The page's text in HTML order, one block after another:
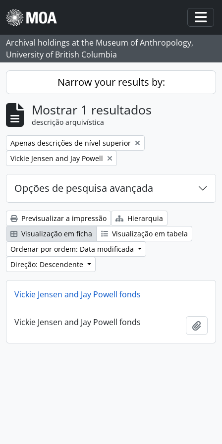
Skip to main content
Archival holdings at the Museum of Anthropology,
University of British Columbia
Narrow your results by:
Mostrar 1 resultados
descrição arquivística
Remove filter:
Apenas descrições de nível superior
Remove filter:
Vickie Jensen and Jay Powell
Opções de pesquisa avançada
Previsualizar a impressão
Hierarquia
Visualização em ficha
Visualização em tabela
Ordenar por ordem: Data modificada
Direção: Descendente
Vickie Jensen and Jay Powell fonds
Vickie Jensen and Jay Powell fonds